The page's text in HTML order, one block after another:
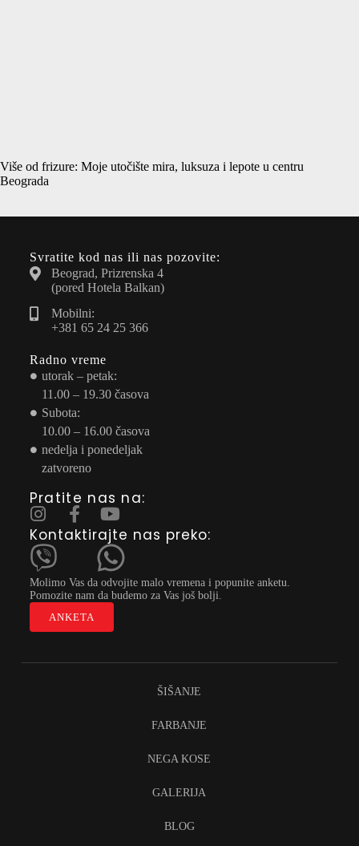
Više od frizure: Moje utočište mira, luksuza i lepote u centru
Beograda
Svratite kod nas ili nas pozovite:
Beograd, Prizrenska 4
(pored Hotela Balkan)
Mobilni:
+381 65 24 25 366
Radno vreme
utorak – petak:
11.00 – 19.30 časova
Subota:
10.00 – 16.00 časova
nedelja i ponedeljak
zatvoreno
Pratite nas na:
Kontaktirajte nas preko:
Molimo Vas da odvojite malo vremena i popunite anketu.
Pomozite nam da budemo za Vas još bolji.
ANKETA
ŠIŠANJE
FARBANJE
NEGA KOSE
GALERIJA
BLOG